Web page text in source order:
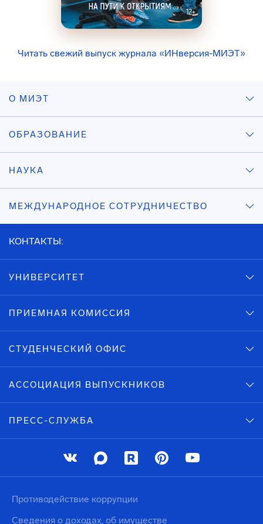
Читать свежий выпуск журнала «ИНверсия-МИЭТ»
О МИЭТ
ОБРАЗОВАНИЕ
НАУКА
МЕЖДУНАРОДНОЕ СОТРУДНИЧЕСТВО
КОНТАКТЫ:
УНИВЕРСИТЕТ
ПРИЕМНАЯ КОМИССИЯ
СТУДЕНЧЕСКИЙ ОФИС
АССОЦИАЦИЯ ВЫПУСКНИКОВ
ПРЕСС-СЛУЖБА
Противодействие коррупции
Сведения о доходах, об имуществе